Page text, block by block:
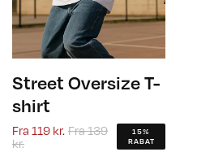
Street Oversize T-
shirt
Fra 119 kr. Fra139
kr.
15%
RABAT